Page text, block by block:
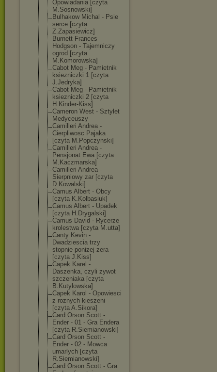
Opowiadania [czyta
M.Sosnowski]
Bulhakow Michal - Psie
serce [czyta
Z.Zapasiewicz]
Burnett Frances
Hodgson - Tajemniczy
ogrod [czyta
M.Komorowska]
Cabot Meg - Pamietnik
ksiezniczki 1 [czyta
J.Jedryka]
Cabot Meg - Pamietnik
ksiezniczki 2 [czyta
H.Kinder-Kiss]
Cameron West - Sztylet
Medyceuszy
Camilleri Andrea -
Cierpliwosc Pajaka
[czyta M.Popczynski]
Camilleri Andrea -
Pensjonat Ewa [czyta
M.Kaczmarska]
Camilleri Andrea -
Sierpniowy zar [czyta
D.Kowalski]
Camus Albert - Obcy
[czyta K.Kolbasiuk]
Camus Albert - Upadek
[czyta H.Drygalski]
Camus David - Rycerze
krolestwa [czyta M.utta]
Canty Kevin -
Dwadziescia trzy
stopnie ponizej zera
[czyta J.Kiss]
Capek Karel -
Daszenka, czyli zywot
szczeniaka [czyta
B.Kutylowska]
Capek Karol - Opowiesci
z roznych kieszeni
[czyta A.Sikora]
Card Orson Scott -
Ender - 01 - Gra Endera
[czyta R.Siemianowski]
Card Orson Scott -
Ender - 02 - Mowca
umarlych [czyta
R.Siemianowski]
Card Orson Scott - Gra